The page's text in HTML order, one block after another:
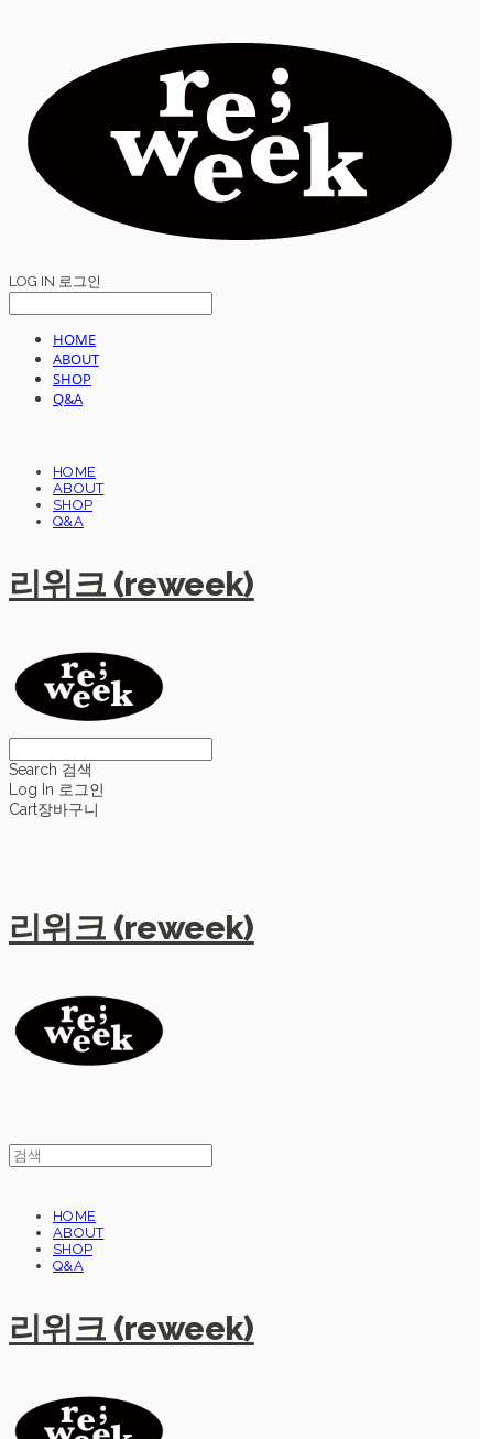
LOG IN 로그인
HOME
ABOUT
SHOP
Q&A
HOME
ABOUT
SHOP
Q&A
리위크 (reweek)
Search 검색
Log In 로그인
Cart장바구니
리위크 (reweek)
HOME
ABOUT
SHOP
Q&A
리위크 (reweek)